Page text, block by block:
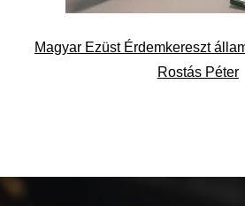
Magyar Ezüst Érdemkereszt
Rostás Péter